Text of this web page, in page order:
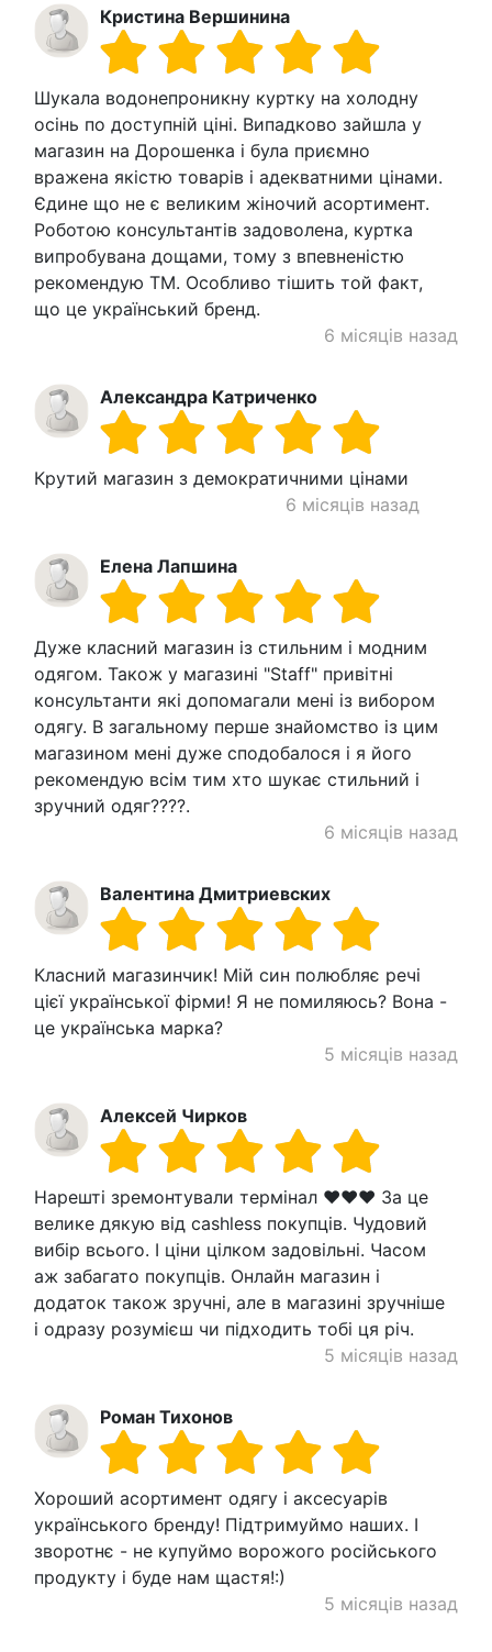
Кристина Вершинина
Шукала водонепроникну куртку на холодну
осінь по доступній ціні. Випадково зайшла у
магазин на Дорошенка і була приємно
вражена якістю товарів і адекватними цінами.
Єдине що не є великим жіночий асортимент.
Роботою консультантів задоволена, куртка
випробувана дощами, тому з впевненістю
рекомендую ТМ. Особливо тішить той факт,
що це український бренд.
6 місяців назад
Александра Катриченко
Крутий магазин з демократичними цінами
6 місяців назад
Елена Лапшина
Дуже класний магазин із стильним і модним
одягом. Також у магазині "Staff" привітні
консультанти які допомагали мені із вибором
одягу. В загальному перше знайомство із цим
магазином мені дуже сподобалося і я його
рекомендую всім тим хто шукає стильний і
зручний одяг????.
6 місяців назад
Валентина Дмитриевских
Класний магазинчик! Мій син полюбляє речі
цієї української фірми! Я не помиляюсь? Вона -
це українська марка?
5 місяців назад
Алексей Чирков
Нарешті зремонтували термінал ❤️❤️❤️ За це
велике дякую від cashless покупців. Чудовий
вибір всього. І ціни цілком задовільні. Часом
аж забагато покупців. Онлайн магазин і
додаток також зручні, але в магазині зручніше
і одразу розумієш чи підходить тобі ця річ.
5 місяців назад
Роман Тихонов
Хороший асортимент одягу і аксесуарів
українського бренду! Підтримуймо наших. І
зворотнє - не купуймо ворожого російського
продукту і буде нам щастя!:)
5 місяців назад